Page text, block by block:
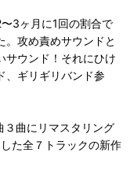
3ヶ月に1回の割合で
。攻め責めサウンドと
サウンド！それにひけ
、ギリギリバンド参
曲にリマスタリング
た全７トラックの新作